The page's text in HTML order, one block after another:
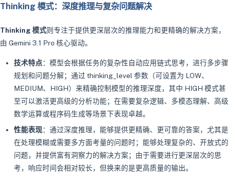
Thinking 模式：深度推理与复杂问题解决
Thinking 模式则专注于提供更深层次的推理能力和更精确的解决方案，
由 Gemini 3.1 Pro 核心驱动。
技术特点：模型会根据任务的复杂性自动应用链式思考，进行多步骤
规划和问题分解；通过 thinking_level 参数（可设置为 LOW、
MEDIUM、HIGH）来精确控制模型的推理深度，其中 HIGH 模式甚
至可以激活更高级的分析功能；在需要复杂逻辑、多模态理解、高级
数学运算或程序码生成等场景下表现卓越。
性能表现：通过深度推理，能够提供更精确、更可靠的答案，尤其是
在处理模糊或需要多方面考量的问题时；能够处理复杂的、开放式的
问题，并提供富有洞察力的解决方案；由于需要进行更深层次的思
考，响应时间会相对较长，但换来的是更高质量的输出。